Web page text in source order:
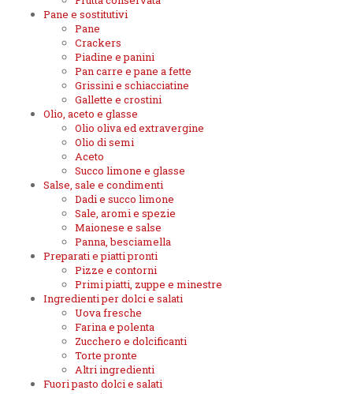
Pane e sostitutivi
Pane
Crackers
Piadine e panini
Pan carre e pane a fette
Grissini e schiacciatine
Gallette e crostini
Olio, aceto e glasse
Olio oliva ed extravergine
Olio di semi
Aceto
Succo limone e glasse
Salse, sale e condimenti
Dadi e succo limone
Sale, aromi e spezie
Maionese e salse
Panna, besciamella
Preparati e piatti pronti
Pizze e contorni
Primi piatti, zuppe e minestre
Ingredienti per dolci e salati
Uova fresche
Farina e polenta
Zucchero e dolcificanti
Torte pronte
Altri ingredienti
Fuori pasto dolci e salati